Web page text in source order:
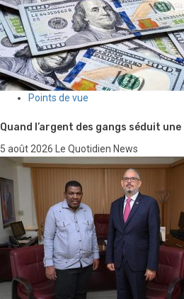
Points de vue
Quand l’argent des gangs séduit
5 août 2026 Le Quotidien News